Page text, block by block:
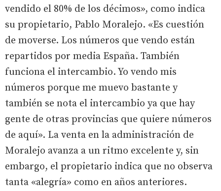
vendido el 80% de los décimos», como indica
su propietario, Pablo Moralejo. «Es cuestión
de moverse. Los números que vendo están
repartidos por media España. También
funciona el intercambio. Yo vendo mis
números porque me muevo bastante y
también se nota el intercambio ya que hay
gente de otras provincias que quiere números
de aquí». La venta en la administración de
Moralejo avanza a un ritmo excelente y, sin
embargo, el propietario indica que no observa
tanta «alegría» como en años anteriores.